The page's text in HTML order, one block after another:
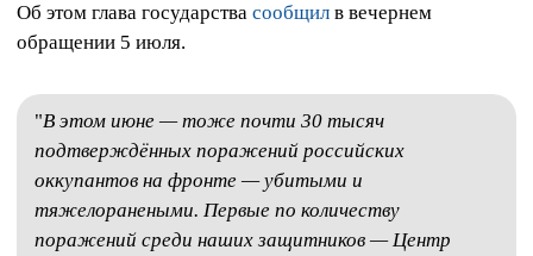
Об этом глава государства сообщил в вечернем
обращении 5 июля.
"В этом июне — тоже почти 30 тысяч
подтверждённых поражений российских
оккупантов на фронте — убитыми и
тяжелоранеными. Первые по количеству
поражений среди наших защитников — Центр